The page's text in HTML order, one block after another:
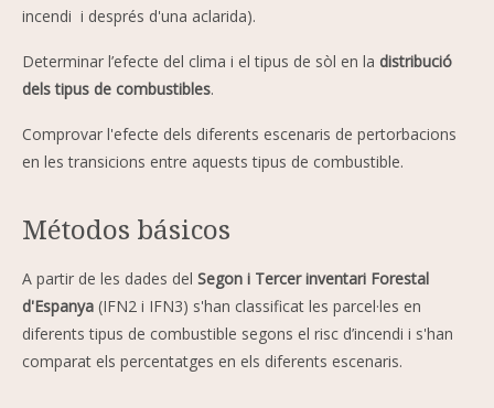
incendi i després d'una aclarida).
Determinar l’efecte del clima i el tipus de sòl en la distribució
dels tipus de combustibles.
Comprovar l'efecte dels diferents escenaris de pertorbacions
en les transicions entre aquests tipus de combustible.
Métodos básicos
A partir de les dades del Segon i Tercer inventari Forestal
d'Espanya (IFN2 i IFN3) s'han classificat les parcel·les en
diferents tipus de combustible segons el risc d’incendi i s'han
comparat els percentatges en els diferents escenaris.